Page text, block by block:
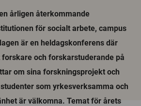
årligen återkommande
för socialt arbete, campus
är en heldagskonferens där
och forskarstuderande på
om sina forskningsprojekt och
som yrkesverksamma och
är välkomna. Temat för årets